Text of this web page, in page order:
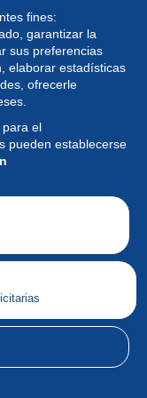
fines:
garantizar la
sus preferencias
elaborar estadísticas
ofrecerle
para el
pueden establecerse
Español